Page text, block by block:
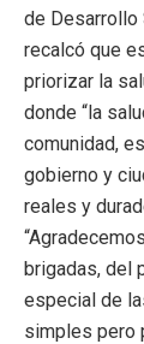
de Desarrollo
recalcó que
priorizar la
donde “la
comunidad,
gobierno y
reales y
brigadas, del
especial de
simples pero